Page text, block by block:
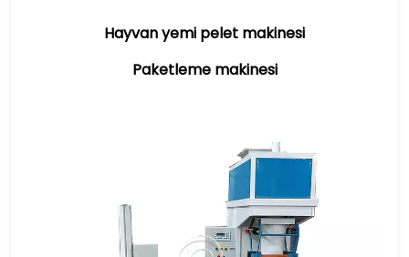
Hayvan yemi pelet makinesi
Paketleme makinesi